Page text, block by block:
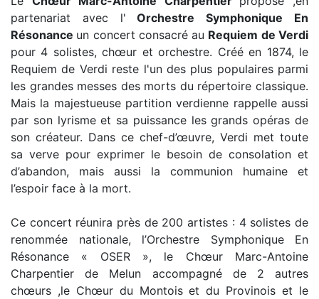
partenariat avec l' Orchestre Symphonique En
Résonance un concert consacré au Requiem de Verdi
pour 4 solistes, chœur et orchestre. Créé en 1874, le
Requiem de Verdi reste l'un des plus populaires parmi
les grandes messes des morts du répertoire classique.
Mais la majestueuse partition verdienne rappelle aussi
par son lyrisme et sa puissance les grands opéras de
son créateur. Dans ce chef-d’œuvre, Verdi met toute
sa verve pour exprimer le besoin de consolation et
d’abandon, mais aussi la communion humaine et
l’espoir face à la mort.
Ce concert réunira près de 200 artistes : 4 solistes de
renommée nationale, l’Orchestre Symphonique En
Résonance « OSER », le Chœur Marc-Antoine
Charpentier de Melun accompagné de 2 autres
chœurs ,le Chœur du Montois et du Provinois et le